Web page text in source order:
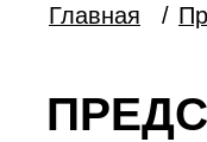
Главная /